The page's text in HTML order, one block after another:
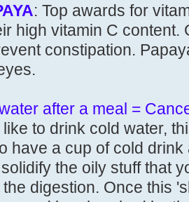
: Top awards for
high vitamin C content.
constipation.
after a meal =
to drink cold water,
have a cup of cold
the oily stuff that
digestion. Once this